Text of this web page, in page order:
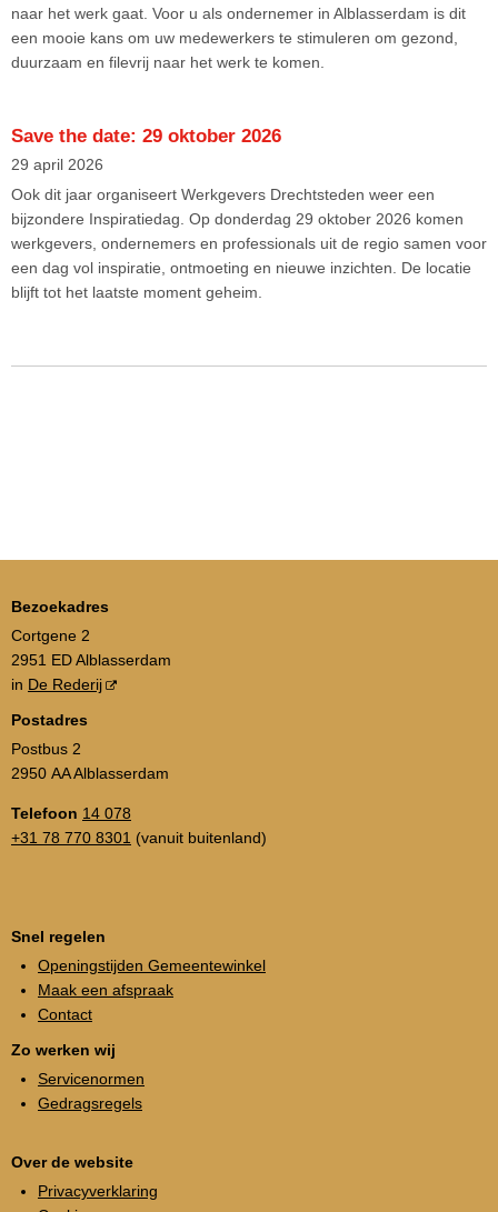
naar het werk gaat. Voor u als ondernemer in Alblasserdam is dit
een mooie kans om uw medewerkers te stimuleren om gezond,
duurzaam en filevrij naar het werk te komen.
Save the date: 29 oktober 2026
29 april 2026
Ook dit jaar organiseert Werkgevers Drechtsteden weer een
bijzondere Inspiratiedag. Op donderdag 29 oktober 2026 komen
werkgevers, ondernemers en professionals uit de regio samen voor
een dag vol inspiratie, ontmoeting en nieuwe inzichten. De locatie
blijft tot het laatste moment geheim.
Bezoekadres
Cortgene 2
2951 ED Alblasserdam
in De Rederij
Postadres
Postbus 2
2950 AA Alblasserdam
Telefoon 14 078
+31 78 770 8301 (vanuit buitenland)
Snel regelen
Openingstijden Gemeentewinkel
Maak een afspraak
Contact
Zo werken wij
Servicenormen
Gedragsregels
Over de website
Privacyverklaring